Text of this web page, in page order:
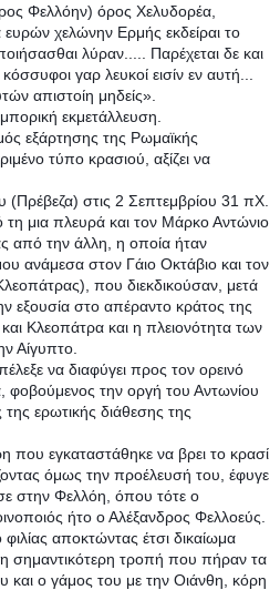
Φελλόην) όρος Χελυδορέα,
χελώνην Ερμής εκδείραι το
λύραν..... Παρέχεται δε και
γαρ λευκοί εισίν εν αυτή...
απιστοίη μηδείς».
εκμετάλλευση.
εξάρτησης της Ρωμαϊκής
τύπο κρασιού, αξίζει να
(Πρέβεζα) στις 2 Σεπτεμβρίου 31 πΧ.
μια πλευρά και τον Μάρκο Αντώνιο
από την άλλη, η οποία ήταν
ανάμεσα στον Γάιο Οκτάβιο και τον
που διεκδικούσαν, μετά
εξουσία στο απέραντο κράτος της
Κλεοπάτρα και η πλειονότητα των
Αίγυπτο.
να διαφύγει προς τον ορεινό
φοβούμενος την οργή του Αντωνίου
ερωτικής διάθεσης της
που εγκαταστάθηκε να βρει το κρασί
όμως την προέλευσή του, έφυγε
στην Φελλόη, όπου τότε ο
ήτο ο Αλέξανδρος Φελλοεύς.
αποκτώντας έτσι δικαίωμα
σημαντικότερη τροπή που πήραν τα
και ο γάμος του με την Οιάνθη, κόρη